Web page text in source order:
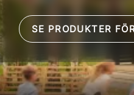
SE PRODUKTER